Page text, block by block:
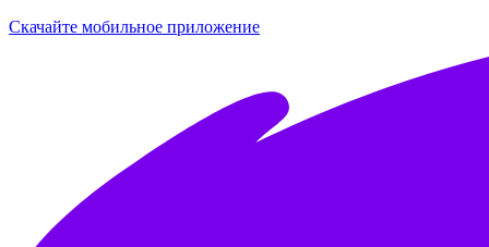
Скачайте мобильное приложение